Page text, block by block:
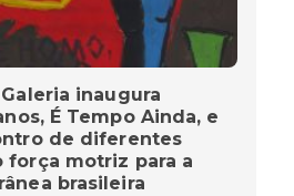
inaugura
É Tempo Ainda, e
de diferentes
força motriz para a
brasileira